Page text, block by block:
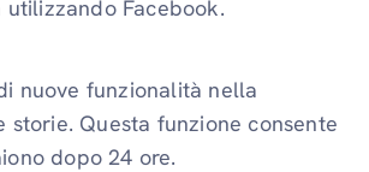
Facebook.
nuove funzionalità nella
Questa funzione consente
dopo 24 ore.